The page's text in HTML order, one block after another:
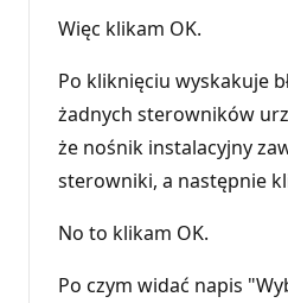
Więc klikam OK.
Po kliknięciu wyskakuje
żadnych sterowników
że nośnik instalacyjny
sterowniki, a następnie
No to klikam OK.
Po czym widać napis